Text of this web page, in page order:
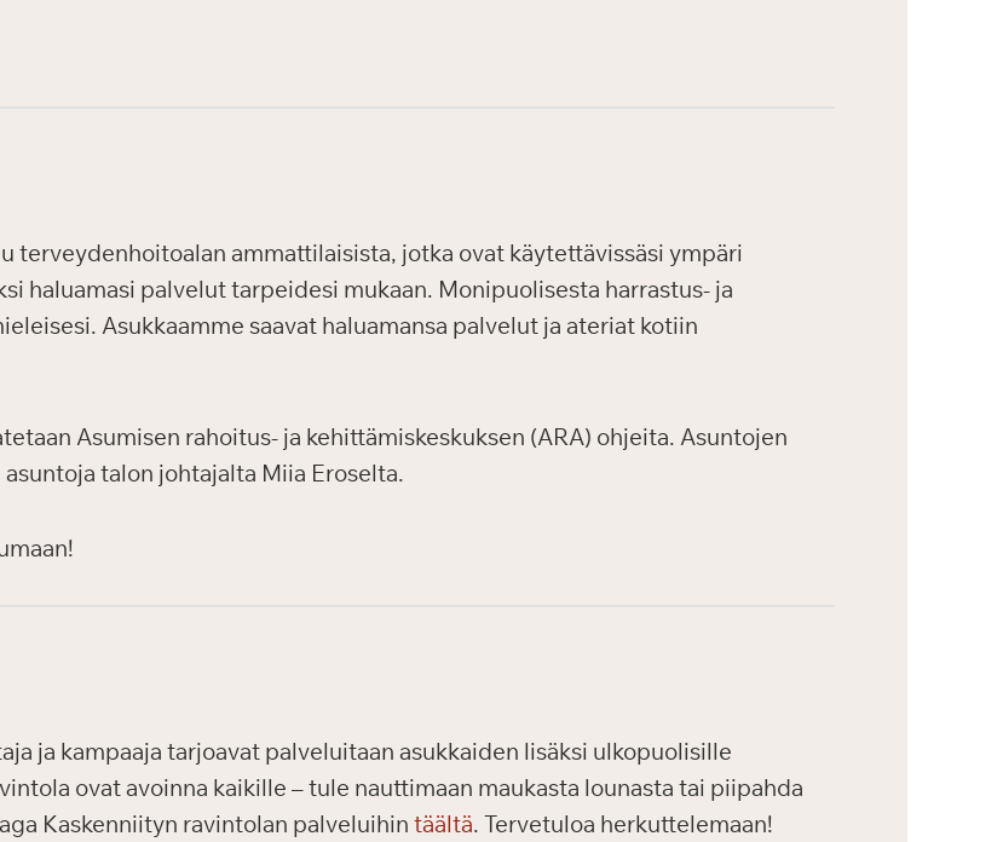
ammattilaisista, jotka ovat käytettävissäsi ympäri
haluamasi palvelut tarpeidesi mukaan. Monipuolisesta harrastus- ja
Asukkaamme saavat haluamansa palvelut ja ateriat kotiin
Asumisen rahoitus- ja kehittämiskeskuksen (ARA) ohjeita. Asuntojen
talon johtajalta Miia Eroselta.
ja kampaaja tarjoavat palveluitaan asukkaiden lisäksi ulkopuolisille
ovat avoinna kaikille – tule nauttimaan maukasta lounasta tai piipahda
Kaskenniityn ravintolan palveluihin täältä. Tervetuloa herkuttelemaan!